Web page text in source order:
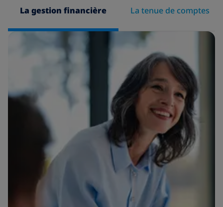
La gestion financière La tenue de comptes